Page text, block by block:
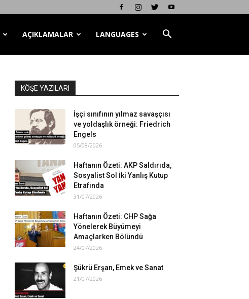
AÇIKLAMALAR LANGUAGES
KÖŞE YAZILARI
İşçi sınıfının yılmaz savaşçısı
ve yoldaşlık örneği: Friedrich
Engels
05/08/2026
Haftanın Özeti: AKP Saldırıda,
Sosyalist Sol İki Yanlış Kutup
Etrafında
31/07/2026
Haftanın Özeti: CHP Sağa
Yönelerek Büyümeyi
Amaçlarken Bölündü
24/07/2026
Şükrü Erşan, Emek ve Sanat
21/07/2026